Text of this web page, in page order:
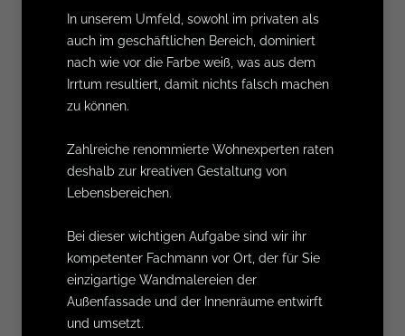
In unserem Umfeld, sowohl im privaten als
auch im geschäftlichen Bereich, dominiert
nach wie vor die Farbe weiß, was aus dem
Irrtum resultiert, damit nichts falsch machen
zu können.
Zahlreiche renommierte Wohnexperten raten
deshalb zur kreativen Gestaltung von
Lebensbereichen.
Bei dieser wichtigen Aufgabe sind wir ihr
kompetenter Fachmann vor Ort, der für Sie
einzigartige Wandmalereien der
Außenfassade und der Innenräume entwirft
und umsetzt.